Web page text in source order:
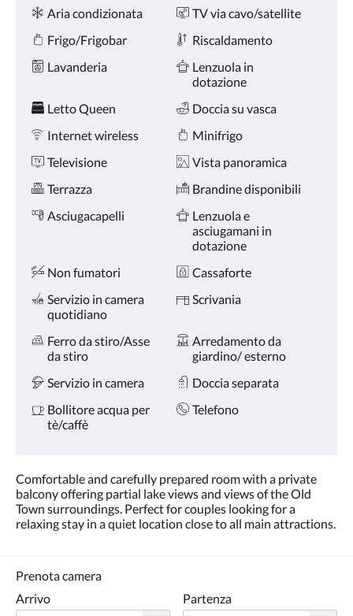
tasti
Avanti
Indietro.
Servizi
Aria condizionata
TV via cavo/satellite
Frigo/Frigobar
Riscaldamento
Lavanderia
Lenzuola in
dotazione
Letto Queen
Doccia su vasca
Internet wireless
Minifrigo
Televisione
Vista panoramica
Terrazza
Brandine disponibili
Asciugacapelli
Lenzuola e
asciugamani in
dotazione
Non fumatori
Cassaforte
Servizio in camera
quotidiano
Scrivania
Ferro da stiro/Asse
da stiro
Arredamento da
giardino/ esterno
Servizio in camera
Doccia separata
Bollitore acqua per
tè/caffè
Telefono
Comfortable and carefully prepared room with a private
balcony offering partial lake views and views of the Old
Town surroundings. Perfect for couples looking for a
relaxing stay in a quiet location close to all main attractions.
Prenota camera
Arrivo
Partenza